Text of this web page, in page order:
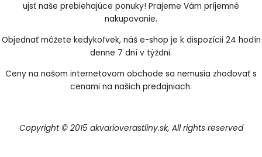
ujsť naše prebiehajúce ponuky! Prajeme Vám príjemné
nakupovanie.
Objednať môžete kedykoľvek, náš e-shop je k dispozícii 24 hodín
denne 7 dní v týždni.
Ceny na našom internetovom obchode sa nemusia zhodovať s
cenami na našich predajniach.
Copyright © 2015 akvarioverastliny.sk, All rights reserved